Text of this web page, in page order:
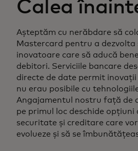
Calea
Așteptăm cu nerăbdare să
Mastercard pentru a dezvolta
inovatoare care să aducă
debitori. Serviciile bancare
directe de date permit inovații
nu erau posibile cu
Angajamentul nostru față de
pe primul loc deschide opțiuni
securitate și creditare care
evolueze și să se